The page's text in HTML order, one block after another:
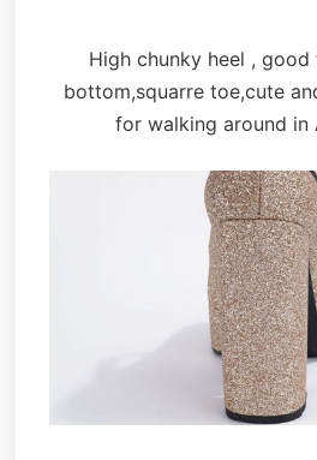
High chunky heel ,
bottom,squarre toe,cute
for walking around in